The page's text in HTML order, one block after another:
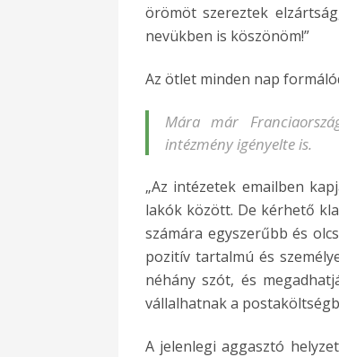
örömöt szereztek
nevükben is köszönöm!”
Az ötlet minden nap
Mára már
intézmény igényelte is.
„Az intézetek emailben
lakók között. De kérhető
számára egyszerűbb és
pozitív tartalmú és
néhány szót, és
vállalhatnak a
A jelenlegi aggasztó